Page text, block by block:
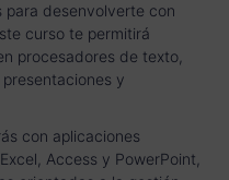
para desenvolverte con
curso te permitirá
procesadores de texto,
y
con aplicaciones
Access y PowerPoint,